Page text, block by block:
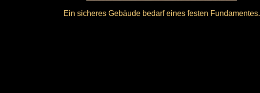
Ein sicheres Gebäude bedarf eines festen Fundamentes.